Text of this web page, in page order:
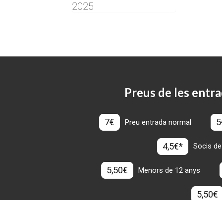
2025
Preus de les
7€ Preu entrada normal
4,5€* Socis
5,50€ Menors de 12 anys
5,50€